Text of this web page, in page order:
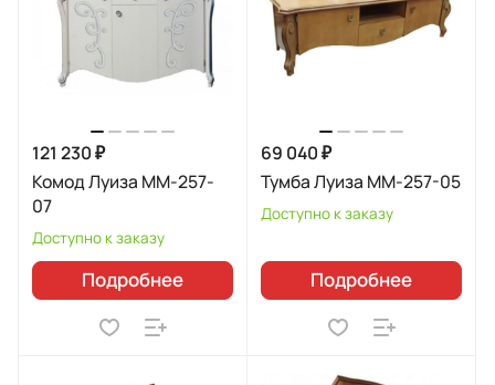
121 230 ₽
Комод Луиза ММ-257-
07
Доступно к заказу
Подробнее
69 040 ₽
Тумба Луиза ММ-257-05
Доступно к заказу
Подробнее